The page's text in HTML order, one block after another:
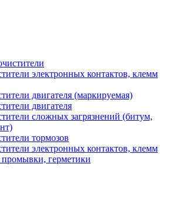
электронных контактов, клемм
двигателя (маркируемая)
двигателя
сложных загрязнений (битум,
тормозов
электронных контактов, клемм
герметики